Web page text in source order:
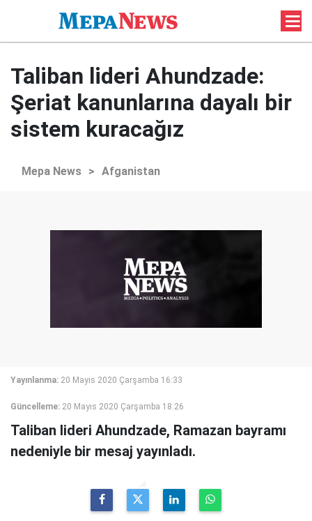
Taliban lideri Ahundzade:
Şeriat kanunlarına dayalı bir
sistem kuracağız
Mepa News > Afganistan
Yayınlanma: 20 Mayıs 2020 Çarşamba 16:33
Güncelleme: 20 Mayıs 2020 Çarşamba 18:26
Taliban lideri Ahundzade, Ramazan bayramı
nedeniyle bir mesaj yayınladı.